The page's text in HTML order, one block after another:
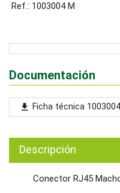
Ref.: 1003004 M
Documentación
file_download Ficha técnica
Descripción
Conector RJ45 Macho